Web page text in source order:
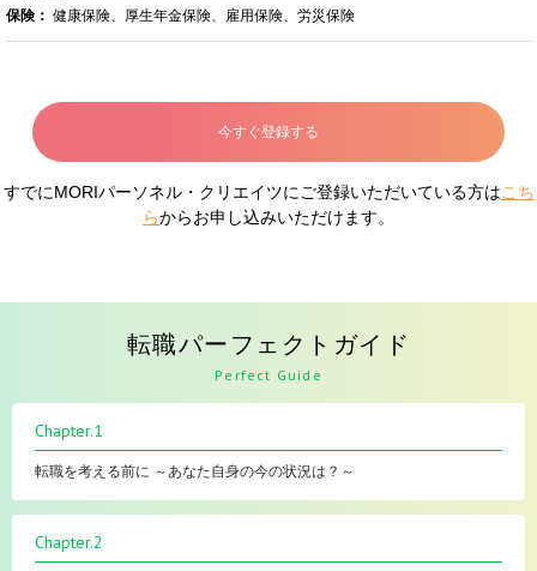
保険： 健康保険、厚生年金保険、雇用保険、労災保険
今すぐ登録する
すでにMORIパーソネル・クリエイツにご登録いただいている方はこち
らからお申し込みいただけます。
転職パーフェクトガイド
Perfect Guide
Chapter.1
転職を考える前に ～あなた自身の今の状況は？～
Chapter.2